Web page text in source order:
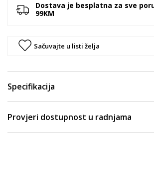
Dostava je besplatna za sve
99KM
Sačuvajte u listi želja
Specifikacija
Provjeri dostupnost u radnjama